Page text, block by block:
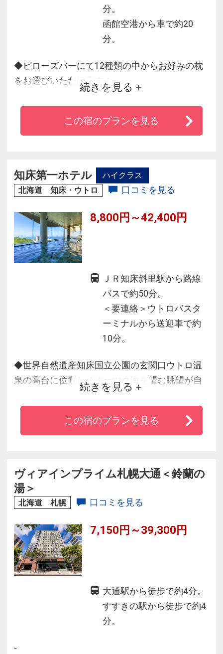
分。
函館空港から車で約20
分。
◆ピローズバーにて12種類の中からお好みの枕
をお選びいただけます！
◆シモンズと共同開発したベッドで快適な睡眠
をお約束します。
◆世界各地の港町をイメージした食のマルシェ
◆「天然温泉スパステラ」ではアジアの至宝と
謳われた夜景と、函館山、北の星座を望み、名
続きを見る
この宿のプランを見る
知床第一ホテル
ハイクラス
北海道 知床・ウトロ
口コミを見る
8,800円～42,400円
ＪＲ知床斜里駅から路線
バスで約50分。
＜要連絡＞ウトロバスタ
ーミナルから送迎車で約
10分。
◆世界自然遺産知床国立公園の玄関口ウトロ温
泉の高台に位置しオホーツク海を望む眺望が自
◆「美人の湯」と称される大自然の恵みをたっ
ぷり含んだウトロ温泉
◆旅のプロが選ぶベスト100料理部門3年連続北
海道１位を受賞した【マルスコイバイキング】
では約80品の料理が満載
続きを見る
この宿のプランを見る
ヴィアインプライム札幌大通＜鈴蘭の
湯＞
北海道 札幌 口コミを見る
7,150円～39,300円
大通駅から徒歩で約4分。
すすきの駅から徒歩で約4
分。
-